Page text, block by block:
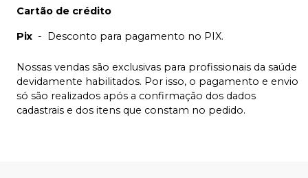
Cartão de crédito
Pix - Desconto para pagamento no PIX.
Nossas vendas são exclusivas para profissionais da saúde
devidamente habilitados. Por isso, o pagamento e envio
só são realizados após a confirmação dos dados
cadastrais e dos itens que constam no pedido.